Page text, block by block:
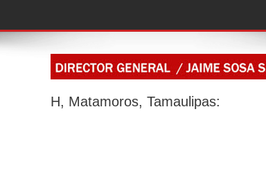
H, Matamoros, Tamaulipas: